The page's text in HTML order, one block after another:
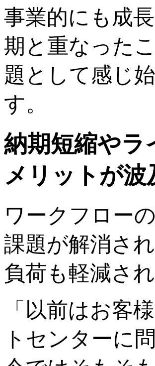
事業的にも成
期と重なった
題として感じ
す。
納期短縮やラ
メリットが波
ワークフロー
課題が解消さ
負荷も軽減さ
「以前はお客
トセンターに